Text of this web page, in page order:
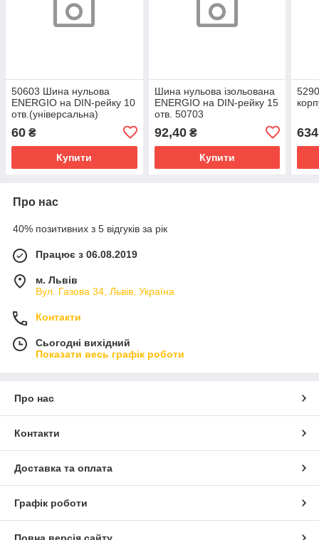
50603 Шина нульова
ENERGIO на DIN-рейку 10
отв.(універсальна)
60 ₴
Купити
Шина нульова ізольована
ENERGIO на DIN-рейку 15
отв. 50703
92,40₴
Купити
Про нас
40% позитивних з 5 відгуків за рік
Працює з 06.08.2019
м. Львів
Вул. Газова 34, Львів, Україна
Контакти
Сьогодні вихідний
Показати весь графік роботи
Про нас
Контакти
Доставка та оплата
Графік роботи
Повна версія сайту